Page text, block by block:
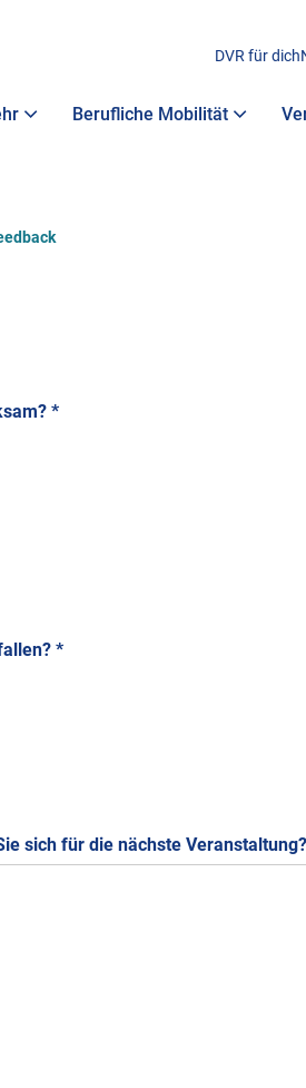
DVR für dich
Berufliche Mobilität
*
*
sich für die nächste Veranstaltung?